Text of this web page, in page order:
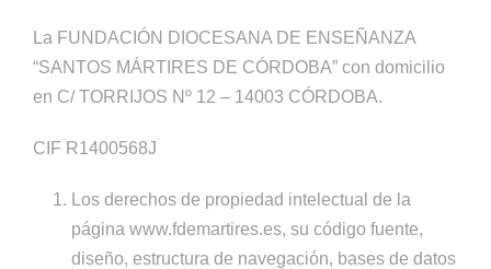
La FUNDACIÓN DIOCESANA DE ENSEÑANZA
“SANTOS MÁRTIRES DE CÓRDOBA” con domicilio
en C/ TORRIJOS Nº 12 – 14003 CÓRDOBA.
CIF R1400568J
Los derechos de propiedad intelectual de la
página www.fdemartires.es, su código fuente,
diseño, estructura de navegación, bases de datos